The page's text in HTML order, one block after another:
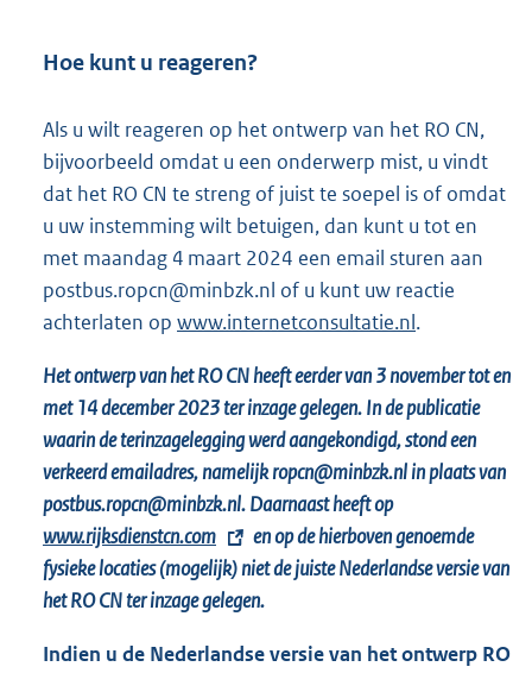
Hoe kunt u reageren?
Als u wilt reageren op het ontwerp van het RO CN,
bijvoorbeeld omdat u een onderwerp mist, u vindt
dat het RO CN te streng of juist te soepel is of omdat
u uw instemming wilt betuigen, dan kunt u tot en
met maandag 4 maart 2024 een email sturen aan
postbus.ropcn@minbzk.nl of u kunt uw reactie
achterlaten op www.internetconsultatie.nl.
Het ontwerp van het RO CN heeft eerder van 3 november tot en
met 14 december 2023 ter inzage gelegen. In de publicatie
waarin de terinzagelegging werd aangekondigd, stond een
verkeerd emailadres, namelijk ropcn@minbzk.nl in plaats van
postbus.ropcn@minbzk.nl. Daarnaast heeft opE
x
t
n
www.rijksdienstcn.com
en op de hierboven genoemde
fysieke locaties (mogelijk) niet de juiste Nederlandse versie van
het RO CN ter inzage gelegen.
Indien u de Nederlandse versie van het ontwerp RO